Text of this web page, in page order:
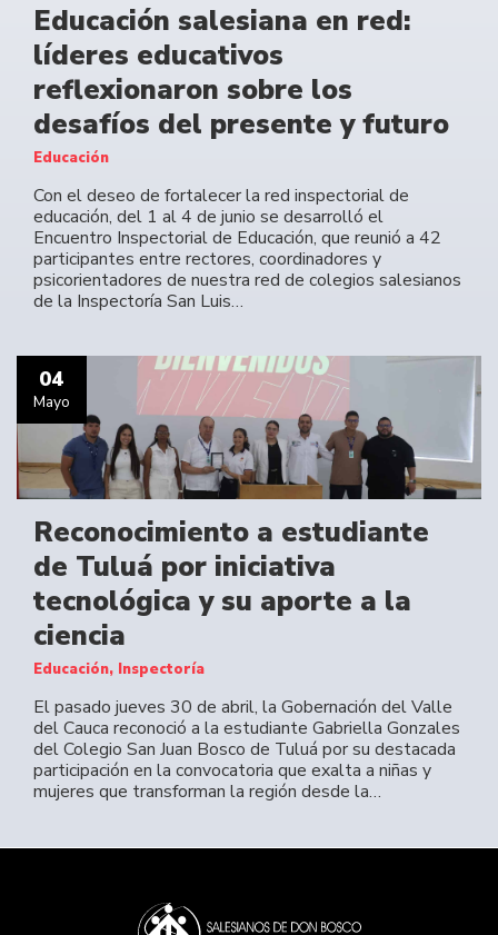
Educación salesiana en red:
líderes educativos
reflexionaron sobre los
desafíos del presente y futuro
Educación
Con el deseo de fortalecer la red inspectorial de
educación, del 1 al 4 de junio se desarrolló el
Encuentro Inspectorial de Educación, que reunió a 42
participantes entre rectores, coordinadores y
psicorientadores de nuestra red de colegios salesianos
de la Inspectoría San Luis…
04
Mayo
Reconocimiento a estudiante
de Tuluá por iniciativa
tecnológica y su aporte a la
ciencia
Educación, Inspectoría
El pasado jueves 30 de abril, la Gobernación del Valle
del Cauca reconoció a la estudiante Gabriella Gonzales
del Colegio San Juan Bosco de Tuluá por su destacada
participación en la convocatoria que exalta a niñas y
mujeres que transforman la región desde la…